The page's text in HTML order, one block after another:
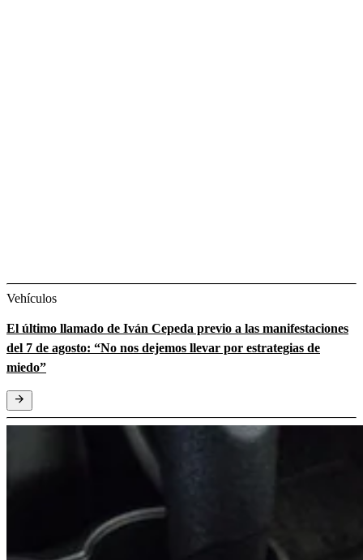
Vehículos
El último llamado de Iván Cepeda previo a las manifestaciones
del 7 de agosto: “No nos dejemos llevar por estrategias de
miedo”